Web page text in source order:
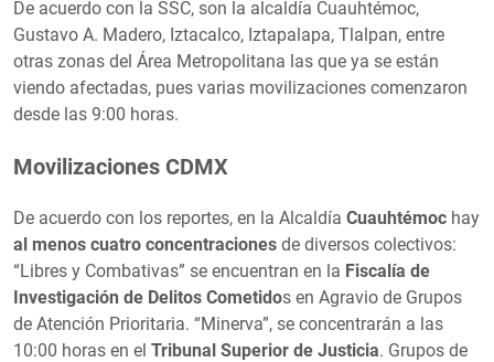
De acuerdo con la SSC, son la alcaldía Cuauhtémoc,
Gustavo A. Madero, Iztacalco, Iztapalapa, Tlalpan, entre
otras zonas del Área Metropolitana las que ya se están
viendo afectadas, pues varias movilizaciones comenzaron
desde las 9:00 horas.
Movilizaciones CDMX
De acuerdo con los reportes, en la Alcaldía Cuauhtémoc hay
al menos cuatro concentraciones de diversos colectivos:
“Libres y Combativas” se encuentran en la Fiscalía de
Investigación de Delitos Cometidos en Agravio de Grupos
de Atención Prioritaria. “Minerva”, se concentrarán a las
10:00 horas en el Tribunal Superior de Justicia. Grupos de